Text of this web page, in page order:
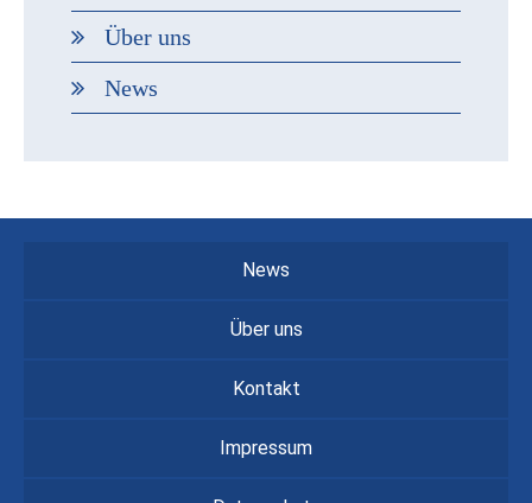
Über uns
News
News
Über uns
Kontakt
Impressum